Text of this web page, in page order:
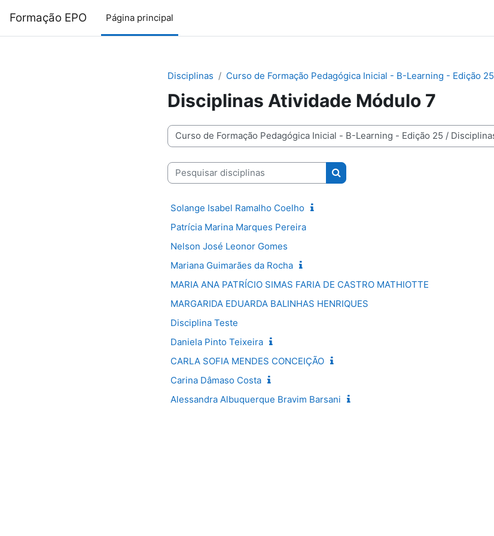
Formação EPO Página principal
Disciplinas Curso de Formação Pedagógica Inicial - B-Learning - Edição 25
Disciplinas Atividade Módulo 7
Categorias de disciplinas
Pesquisar disciplinas
Pesquisar disciplinas
Solange Isabel Ramalho Coelho
Patrícia Marina Marques Pereira
Nelson José Leonor Gomes
Mariana Guimarães da Rocha
MARIA ANA PATRÍCIO SIMAS FARIA DE CASTRO MATHIOTTE
MARGARIDA EDUARDA BALINHAS HENRIQUES
Disciplina Teste
Daniela Pinto Teixeira
CARLA SOFIA MENDES CONCEIÇÃO
Carina Dâmaso Costa
Alessandra Albuquerque Bravim Barsani